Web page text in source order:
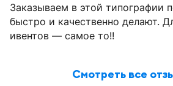
Заказываем в этой типографии
быстро и качественно делают.
ивентов — самое то!!
Смотреть все